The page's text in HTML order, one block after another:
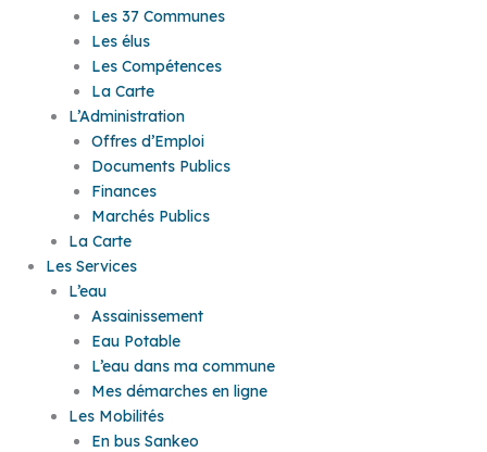
Les 37 Communes
Les élus
Les Compétences
La Carte
L’Administration
Offres d’Emploi
Documents Publics
Finances
Marchés Publics
La Carte
Les Services
L’eau
Assainissement
Eau Potable
L’eau dans ma commune
Mes démarches en ligne
Les Mobilités
En bus Sankeo